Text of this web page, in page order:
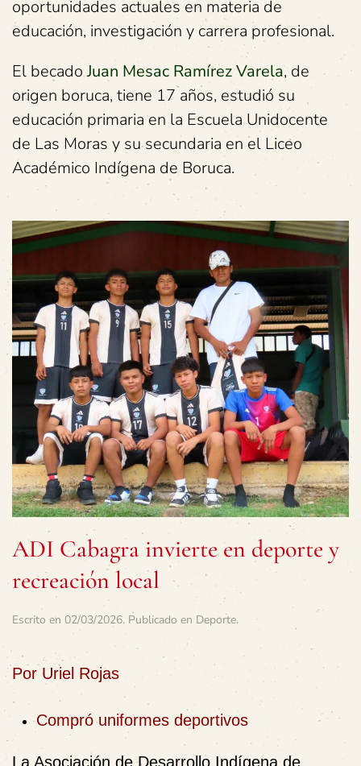
oportunidades actuales en materia de
educación, investigación y carrera profesional.
El becadoJuan Mesac Ramírez Varela, de
origen boruca, tiene 17 años, estudió su
educación primaria en la Escuela Unidocente
de Las Moras y su secundaria en el Liceo
Académico Indígena de Boruca.
ADI Cabagra invierte en deporte y
recreación local
Escrito en 02/03/2026. Publicado en Deporte.
Por Uriel Rojas
Compró uniformes deportivos
La Asociación de Desarrollo Indígena de